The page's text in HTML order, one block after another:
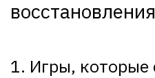
1. Игры,